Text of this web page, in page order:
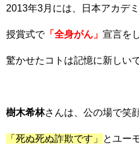
2013年3月には、日本アカデ
授賞式で「全身がん」 宣言を
驚かせたコトは記憶に新しい
樹木希林さんは、公の場で笑
「死ぬ死ぬ詐欺です」 とユー